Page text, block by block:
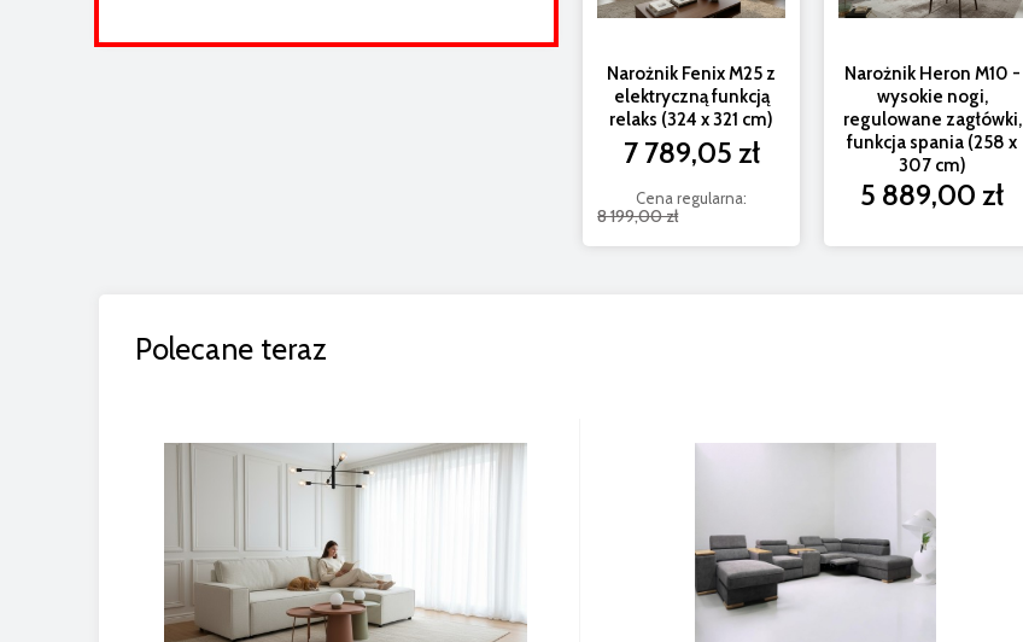
Narożnik Fenix M25 z
elektryczną funkcją
relaks (324 x 321 cm)
7 789,05 zł
Cena regularna:
8 199,00 zł
Narożnik Heron M10 -
wysokie nogi,
regulowane zagłówki,
funkcja spania (258 x
307 cm)
5 889,00 zł
Polecane teraz